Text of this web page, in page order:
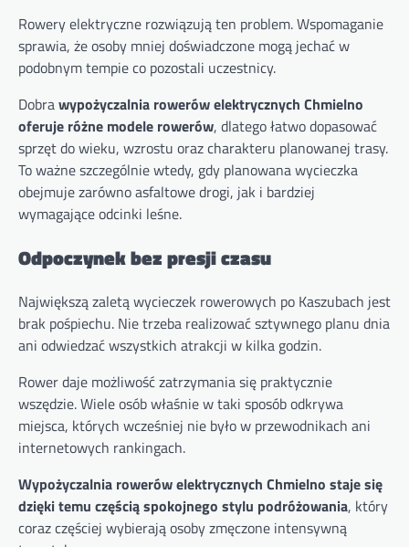
Rowery elektryczne rozwiązują ten problem. Wspomaganie
sprawia, że osoby mniej doświadczone mogą jechać w
podobnym tempie co pozostali uczestnicy.
Dobrawypożyczalnia rowerów elektrycznych Chmielno
oferuje różne modele rowerów, dlatego łatwo dopasować
sprzęt do wieku, wzrostu oraz charakteru planowanej trasy.
To ważne szczególnie wtedy, gdy planowana wycieczka
obejmuje zarówno asfaltowe drogi, jak i bardziej
wymagające odcinki leśne.
Odpoczynek bez presji czasu
Największą zaletą wycieczek rowerowych po Kaszubach jest
brak pośpiechu. Nie trzeba realizować sztywnego planu dnia
ani odwiedzać wszystkich atrakcji w kilka godzin.
Rower daje możliwość zatrzymania się praktycznie
wszędzie. Wiele osób właśnie w taki sposób odkrywa
miejsca, których wcześniej nie było w przewodnikach ani
internetowych rankingach.
Wypożyczalnia rowerów elektrycznych Chmielno staje się
dzięki temu częścią spokojnego stylu podróżowania, który
coraz częściej wybierają osoby zmęczone intensywną